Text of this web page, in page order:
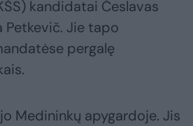
kandidatai Česlavas
Petkevič. Jie tapo
pergalę
Medininkų apygardoje. Jis